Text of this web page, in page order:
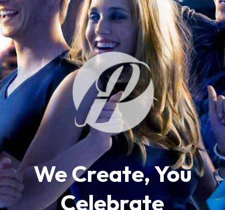
We Create, You
Celebrate